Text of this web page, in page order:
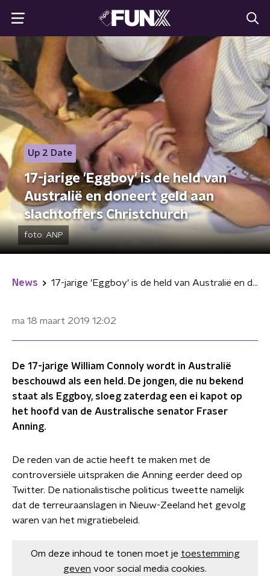
Up 2 Date
17-jarige 'Eggboy' is de held van
Australië en doneert geld aan
slachtoffers Christchurch
foto: ANP
News 17-jarige 'Eggboy' is de held van Australië en doneert geld aan slachtoffers Christchurch
ma 18 maart 2019 12:02
De 17-jarige William Connoly wordt in Australië
beschouwd als een held. De jongen, die nu bekend
staat als Eggboy, sloeg zaterdag een ei kapot op
het hoofd van de Australische senator Fraser
Anning.
De reden van de actie heeft te maken met de
controversiële uitspraken die Anning eerder deed op
Twitter. De nationalistische politicus tweette namelijk
dat de terreuraanslagen in Nieuw-Zeeland het gevolg
waren van het migratiebeleid.
Om deze inhoud te tonen moet je toestemming
geven voor social media cookies.